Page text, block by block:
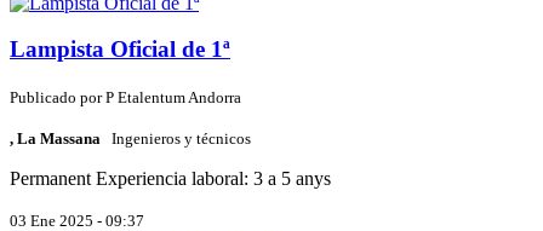
Lampista Oficial de 1ª
Publicado porP Etalentum Andorra
, La Massana Ingenieros y técnicos
Permanent Experiencia laboral: 3 a 5 anys
03 Ene 2025 - 09:37